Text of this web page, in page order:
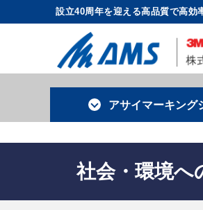
設立40周年を迎える高品質で高効
アサイマーキング
社会・環境へ